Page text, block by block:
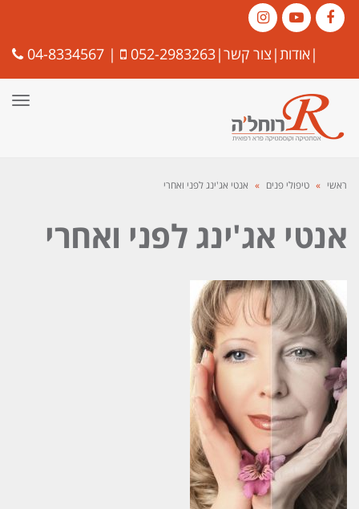
Facebook
YouTube
Instagram |אודות| צור קשר|
052-2983263
|
04-8334567
ראשי » טיפולי פנים » אנטי אג'ינג לפני ואחרי
אנטי אג'ינג לפני ואחרי